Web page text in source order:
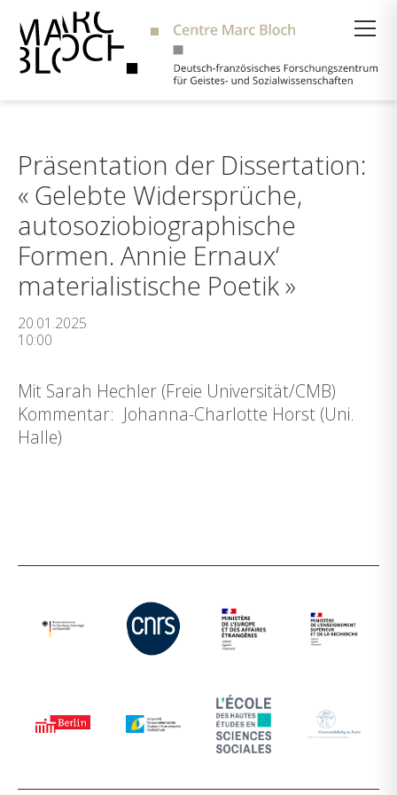
Präsentation der Dissertation:
« Gelebte Widersprüche,
autosoziobiographische
Formen. Annie Ernaux‘
materialistische Poetik »
20.01.2025
10:00
Mit Sarah Hechler (Freie Universität/CMB)
Kommentar: Johanna-Charlotte Horst (Uni.
Halle)